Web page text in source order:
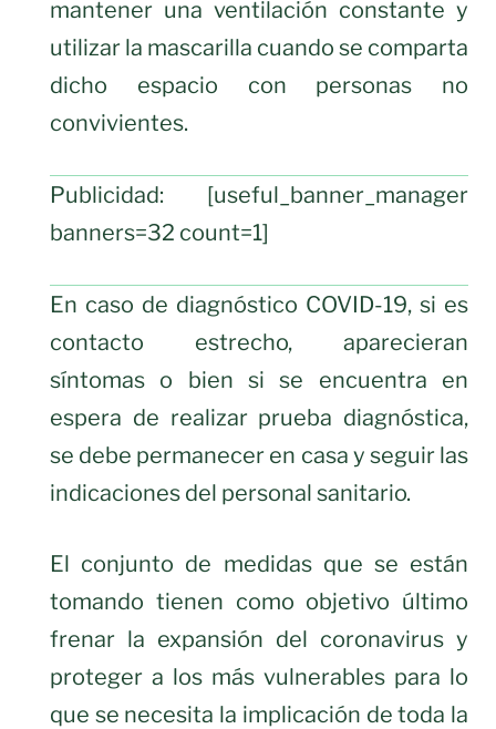
mantener una ventilación constante y
utilizar la mascarilla cuando se comparta
dicho espacio con personas no
convivientes.
Publicidad: [useful_banner_manager
banners=32 count=1]
En caso de diagnóstico COVID-19, si es
contacto estrecho, aparecieran
síntomas o bien si se encuentra en
espera de realizar prueba diagnóstica,
se debe permanecer en casa y seguir las
indicaciones del personal sanitario.
El conjunto de medidas que se están
tomando tienen como objetivo último
frenar la expansión del coronavirus y
proteger a los más vulnerables para lo
que se necesita la implicación de toda la